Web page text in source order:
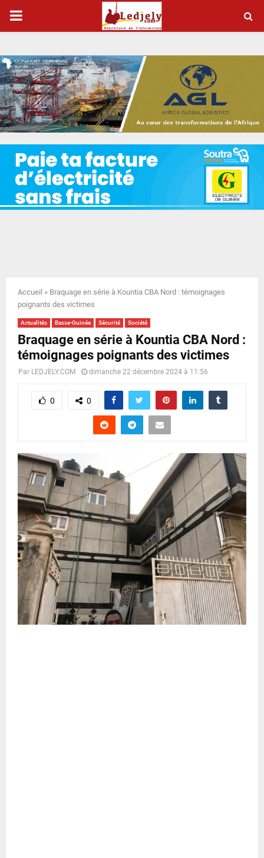
P
I
M
A
R
Y
N
U
Accueil » Braquage en série à Kountia CBA Nord : témoignages
poignants des victimes
Actualités Basse-Guinée Sécurité Société
Braquage en série à Kountia CBA Nord :
témoignages poignants des victimes
Par LEDJELY.COM dimanche 22 décembre 2024 à 11:56
0 0